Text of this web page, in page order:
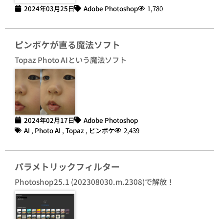
2024年03月25日 Adobe Photoshop 1,780
ピンボケが直る魔法ソフト
Topaz Photo AIという魔法ソフト
2024年02月17日
Adobe Photoshop
AI , Photo AI , Topaz , ピンボケ 2,439
パラメトリックフィルター
Photoshop25.1 (202308030.m.2308)で解放！